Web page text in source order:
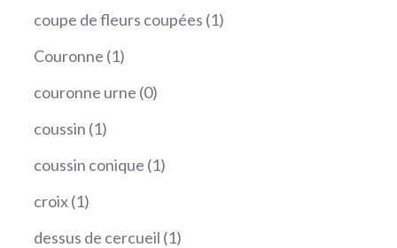
produits
coupe de fleurs coupées 11
Couronne 11
produit
couronne urne 00
coussin 11
produit
coussin conique 11
croix 11
produit
dessus de cercueil 11